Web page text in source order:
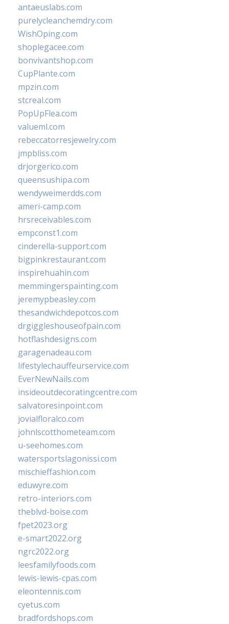
antaeuslabs.com
purelycleanchemdry.com
WishOping.com
shoplegacee.com
bonvivantshop.com
CupPlante.com
mpzin.com
stcreal.com
PopUpFlea.com
valueml.com
rebeccatorresjewelry.com
jmpbliss.com
drjorgerico.com
queensushipa.com
wendyweimerdds.com
ameri-camp.com
hrsreceivables.com
empconst1.com
cinderella-support.com
bigpinkrestaurant.com
inspirehuahin.com
memmingerspainting.com
jeremypbeasley.com
thesandwichdepotcos.com
drgiggleshouseofpain.com
hotflashdesigns.com
garagenadeau.com
lifestylechauffeurservice.com
EverNewNails.com
insideoutdecoratingcentre.com
salvatoresinpoint.com
jovialfloralco.com
johnlscotthometeam.com
u-seehomes.com
watersportslagonissi.com
mischieffashion.com
eduwyre.com
retro-interiors.com
theblvd-boise.com
fpet2023.org
e-smart2022.org
ngrc2022.org
leesfamilyfoods.com
lewis-lewis-cpas.com
eleontennis.com
cyetus.com
bradfordshops.com